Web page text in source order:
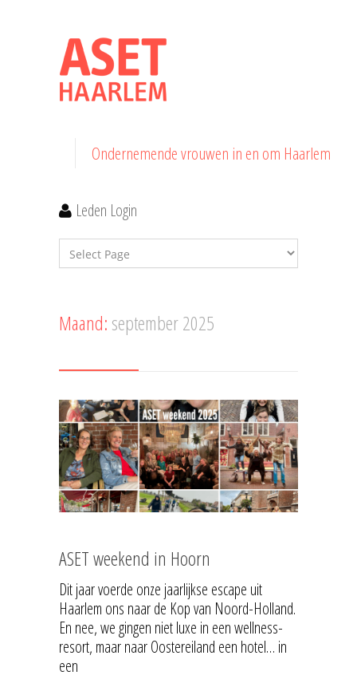
Ondernemende vrouwen in en om Haarlem
Leden Login
Maand: september 2025
ASET weekend in Hoorn
Dit jaar voerde onze jaarlijkse escape uit
Haarlem ons naar de Kop van Noord-Holland.
En nee, we gingen niet luxe in een wellness-
resort, maar naar Oostereiland een hotel… in
een